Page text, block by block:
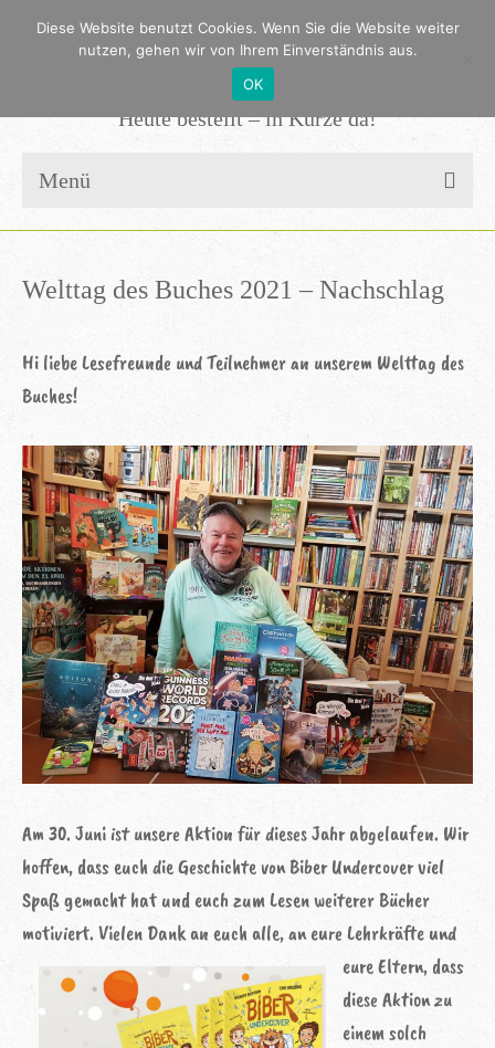
Heute bestellt – in Kürze da!
Menü
Welttag des Buches 2021 – Nachschlag
Hi liebe Lesefreunde und Teilnehmer an unserem Welttag des
Buches!
Am 30. Juni ist unsere Aktion für dieses Jahr abgelaufen. Wir
hoffen, dass euch die Geschichte von Biber Undercover viel
Spaß gemacht hat und euch zum Lesen weiterer Bücher
motiviert. Vielen Dank an euch alle, an eure Lehrkräfte und
eure Eltern, dass
diese Aktion zu
einem solch
Diese Website benutzt Cookies. Wenn Sie die Website weiter
nutzen, gehen wir von Ihrem Einverständnis aus.
OK